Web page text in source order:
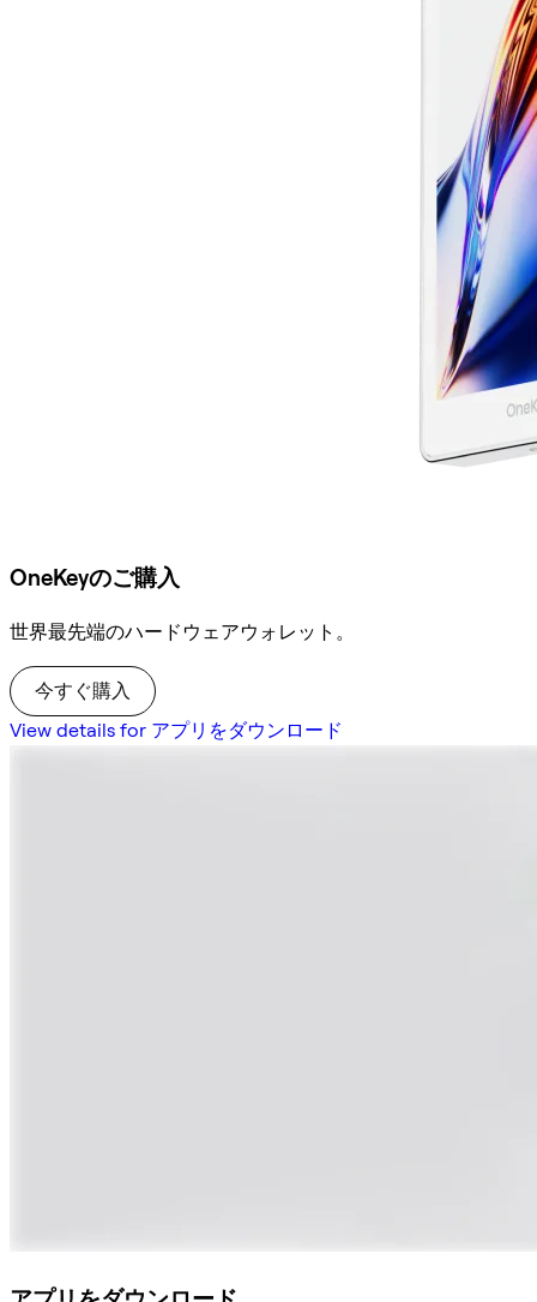
OneKeyのご購入
世界最先端のハードウェアウォレット。
今すぐ購入
View details for アプリをダウンロード